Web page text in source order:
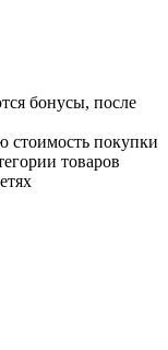
бонусы, после
стоимость покупки
товаров